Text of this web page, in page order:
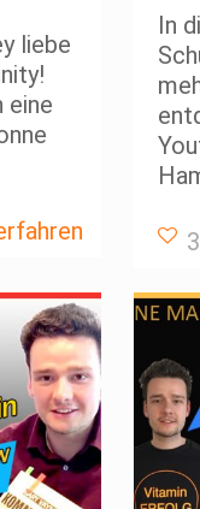
liebe
eine
In